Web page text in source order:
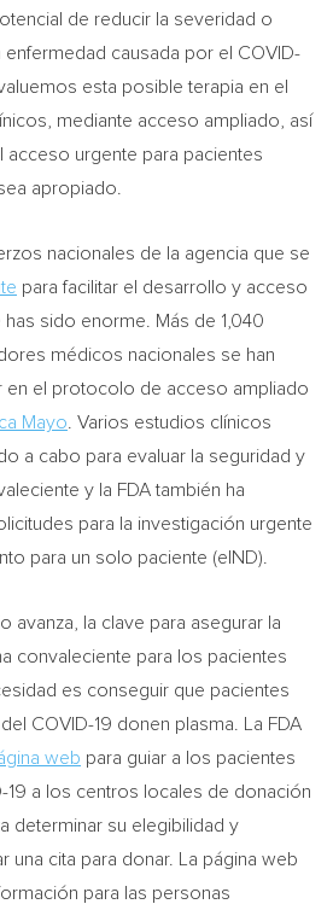
de reducir la severidad o
enfermedad causada por el COVID-
esta posible terapia en el
mediante acceso ampliado, así
acceso urgente para pacientes
apropiado.
nacionales de la agencia que se
para facilitar el desarrollo y acceso
sido enorme. Más de 1,040
médicos nacionales se han
en el protocolo de acceso ampliado
Mayo . Varios estudios clínicos
a cabo para evaluar la seguridad y
y la FDA también ha
para la investigación urgente
para un solo paciente (elND).
avanza, la clave para asegurar la
convaleciente para los pacientes
es conseguir que pacientes
COVID-19 donen plasma. La FDA
web para guiar a los pacientes
19 a los centros locales de donación
determinar su elegibilidad y
una cita para donar. La página web
para las personas